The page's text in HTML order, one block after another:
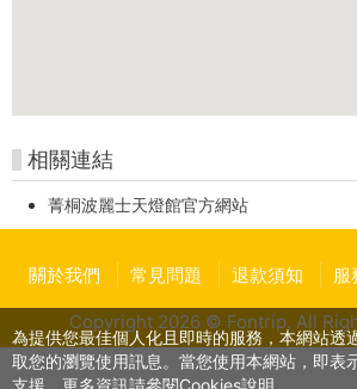
相關連結
菁桐波麗士天燈館官方網站
關於我們 常見問題 退款須知 服
Copyright 2026 © Fontrip, All
為提供您最佳個人化且即時的服務，本網站透
取您的瀏覽使用訊息。當您使用本網站，即表
支援。更多資訊請參閱Cookies說明。